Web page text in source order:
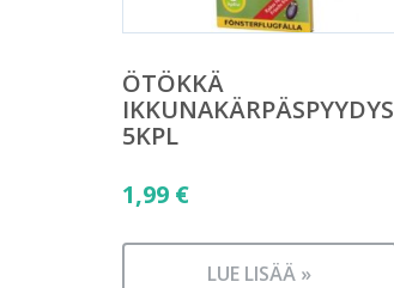
ÖTÖKKÄ
IKKUNAKÄRPÄSPYYDYS
5KPL
1,99 €
LUE LISÄÄ »